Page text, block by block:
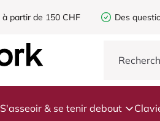
à partir de 150 CHF Des
S'asseoir & se tenir debout